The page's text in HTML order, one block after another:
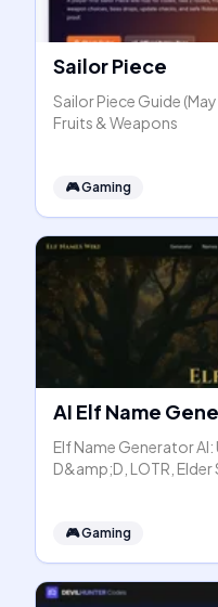
Sailor Piece
Sailor Piece Guide
Fruits & Weapons
🎮Gaming
AI Elf Name
Elf Name Generator
D&amp;D, LOTR,
🎮Gaming